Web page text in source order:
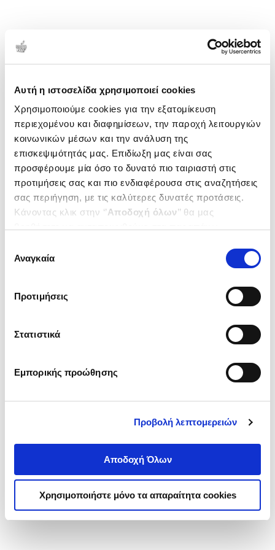
Αυτή η ιστοσελίδα χρησιμοποιεί cookies
Χρησιμοποιούμε cookies για την εξατομίκευση
περιεχομένου και διαφημίσεων, την παροχή λειτουργιών
κοινωνικών μέσων και την ανάλυση της
επισκεψιμότητάς μας. Επιδίωξη μας είναι σας
προσφέρουμε μία όσο το δυνατό πιο ταιριαστή στις
προτιμήσεις σας και πιο ενδιαφέρουσα στις αναζητήσεις
σας περιήγηση, με τις καλύτερες δυνατές προτάσεις.
Κάνοντας κλικ στην ‘’Αποδοχή όλων’’ θα μας
ενδιαφέρουν και να επιλέξετε από τα παρακάτω με την
΄΄και να ενημερωθείτε σχετικά με
συγκατάθεσης
Αναγκαία
Προτιμήσεις
Στατιστικά
Εμπορικής προώθησης
Προβολή λεπτομερειών
Αποδοχή Όλων
Χρησιμοποιήστε μόνο τα απαραίτητα cookies